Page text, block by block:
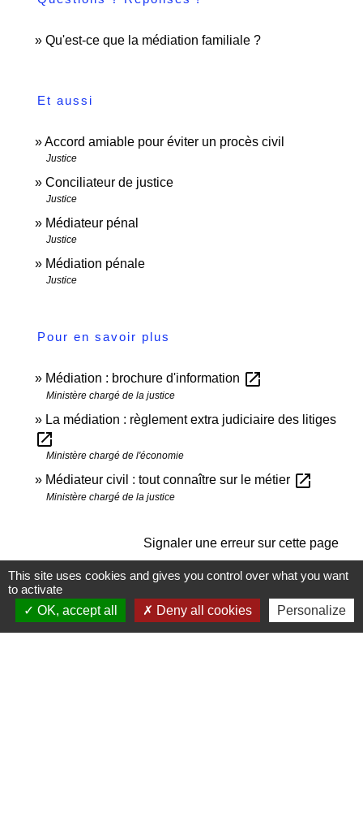
Qu'est-ce que la médiation familiale ?
Et aussi
Accord amiable pour éviter un procès civil
Justice
Conciliateur de justice
Justice
Médiateur pénal
Justice
Médiation pénale
Justice
Pour en savoir plus
Médiation : brochure d'information open_in_new
Ministère chargé de la justice
La médiation : règlement extra judiciaire des litiges
open_in_new
Ministère chargé de l'économie
Médiateur civil : tout connaître sur le métier open_in_new
Ministère chargé de la justice
Signaler une erreur sur cette page
This site uses cookies and gives you control over what you want
to activate
OK, accept all
Deny all cookies Personalize